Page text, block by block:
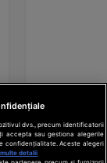
dvs., precum identificatorii
accepta sau gestiona alegerile
confidențialitate. Aceste alegeri
detalii